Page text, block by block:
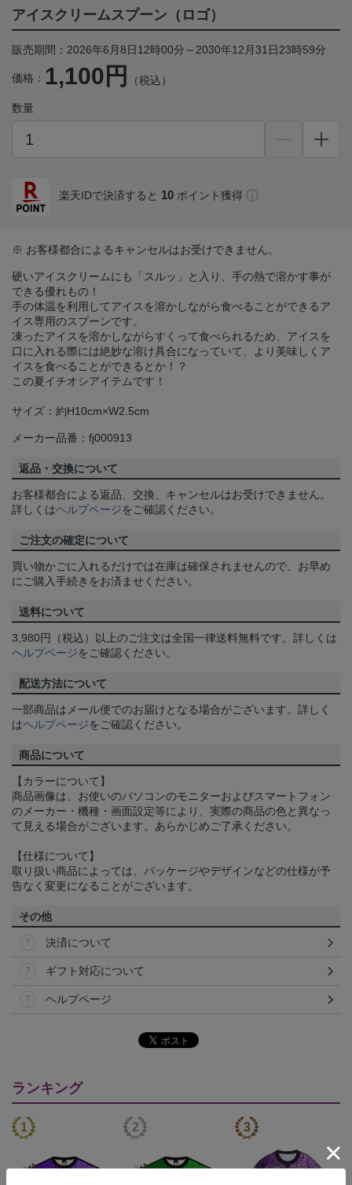
アイスクリームスプーン（ロゴ）
販売期間：2026年6月8日12時00分～2030年12月31日23時59分
価格： 1,100円 （税込）
数量
楽天IDで決済すると 10 ポイント獲得
※ お客様都合によるキャンセルはお受けできません。
硬いアイスクリームにも「スルッ」と入り、手の熱で溶かす事が
できる優れもの！
手の体温を利用してアイスを溶かしながら食べることができるア
イス専用のスプーンです。
凍ったアイスを溶かしながらすくって食べられるため、アイスを
口に入れる際には絶妙な溶け具合になっていて、より美味しくア
イスを食べることができるとか！？
この夏イチオシアイテムです！
サイズ：約H10cm×W2.5cm
メーカー品番：fj000913
返品・交換について
お客様都合による返品、交換、キャンセルはお受けできません。
詳しくはヘルプページをご確認ください。
ご注文の確定について
買い物かごに入れるだけでは在庫は確保されませんので、お早め
にご購入手続きをお済ませください。
送料について
3,980円（税込）以上のご注文は全国一律送料無料です。詳しくは
ヘルプページをご確認ください。
配送方法について
一部商品はメール便でのお届けとなる場合がございます。詳しく
はヘルプページをご確認ください。
商品について
【カラーについて】
商品画像は、お使いのパソコンのモニターおよびスマートフォン
のメーカー・機種・画面設定等により、実際の商品の色と異なっ
て見える場合がございます。あらかじめご了承ください。
【仕様について】
取り扱い商品によっては、パッケージやデザインなどの仕様が予
告なく変更になることがございます。
その他
決済について
ギフト対応について
ヘルプページ
ランキング